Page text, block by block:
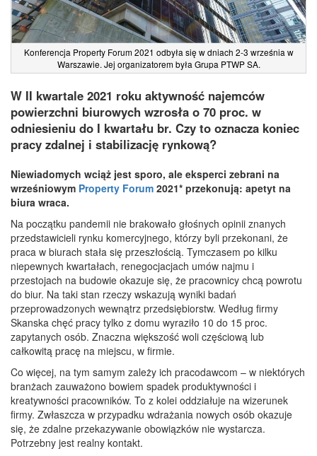
Konferencja Property Forum 2021 odbyła się w dniach 2-3 września w
Warszawie. Jej organizatorem była Grupa PTWP SA.
W II kwartale 2021 roku aktywność najemców
powierzchni biurowych wzrosła o 70 proc. w
odniesieniu do I kwartału br. Czy to oznacza koniec
pracy zdalnej i stabilizację rynkową?
Niewiadomych wciąż jest sporo, ale eksperci zebrani na
wrześniowym Property Forum 2021* przekonują: apetyt na
biura wraca.
Na początku pandemii nie brakowało głośnych opinii znanych
przedstawicieli rynku komercyjnego, którzy byli przekonani, że
praca w biurach stała się przeszłością. Tymczasem po kilku
niepewnych kwartałach, renegocjacjach umów najmu i
przestojach na budowie okazuje się, że pracownicy chcą powrotu
do biur. Na taki stan rzeczy wskazują wyniki badań
przeprowadzonych wewnątrz przedsiębiorstw. Według firmy
Skanska chęć pracy tylko z domu wyraziło 10 do 15 proc.
zapytanych osób. Znaczna większość woli częściową lub
całkowitą pracę na miejscu, w firmie.
Co więcej, na tym samym zależy ich pracodawcom – w niektórych
branżach zauważono bowiem spadek produktywności i
kreatywności pracowników. To z kolei oddziałuje na wizerunek
firmy. Zwłaszcza w przypadku wdrażania nowych osób okazuje
się, że zdalne przekazywanie obowiązków nie wystarcza.
Potrzebny jest realny kontakt.